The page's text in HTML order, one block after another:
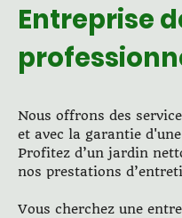
Entreprise
Nous offrons des
et avec la garantie
Profitez d’un jardin
nos prestations
Vous cherchez une